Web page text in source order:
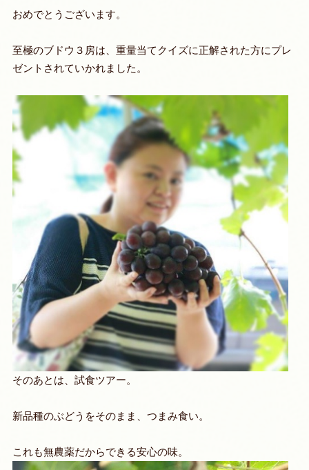
おめでとうございます。
至極のブドウ３房は、重量当てクイズに正解された方にプレ
ゼントされていかれました。
そのあとは、試食ツアー。
新品種のぶどうをそのまま、つまみ食い。
これも無農薬だからできる安心の味。